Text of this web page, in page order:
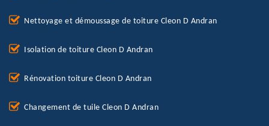
Nettoyage et démoussage de toiture Cleon D Andran
Isolation de toiture Cleon D Andran
Rénovation toiture Cleon D Andran
Changement de tuile Cleon D Andran